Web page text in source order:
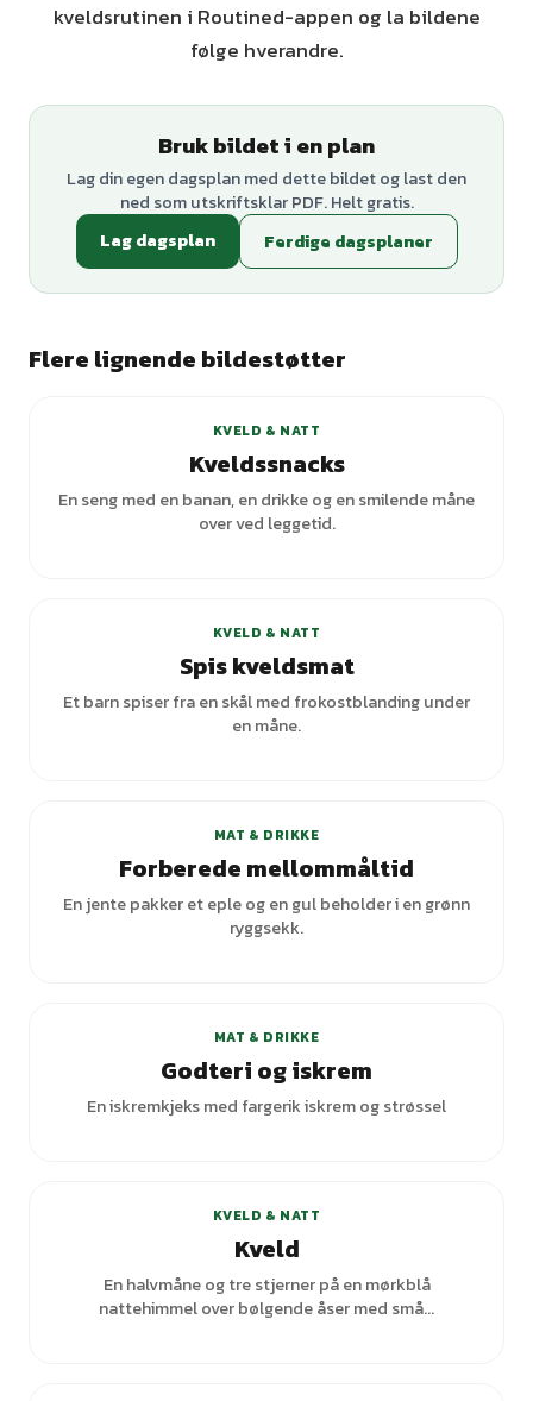
kveldsrutinen i Routined-appen og la bildene
følge hverandre.
Bruk bildet i en plan
Lag din egen dagsplan med dette bildet og last den
ned som utskriftsklar PDF. Helt gratis.
Lag dagsplan
Ferdige dagsplaner
Flere lignende bildestøtter
KVELD & NATT
Kveldssnacks
En seng med en banan, en drikke og en smilende måne
over ved leggetid.
KVELD & NATT
Spis kveldsmat
Et barn spiser fra en skål med frokostblanding under
en måne.
MAT & DRIKKE
Forberede mellommåltid
En jente pakker et eple og en gul beholder i en grønn
ryggsekk.
MAT & DRIKKE
Godteri og iskrem
En iskremkjeks med fargerik iskrem og strøssel
KVELD & NATT
Kveld
En halvmåne og tre stjerner på en mørkblå
nattehimmel over bølgende åser med små...